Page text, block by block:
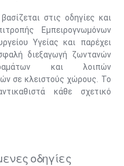
στις οδηγίες και
Εμπειρογνωμόνων
Υγείας και παρέχει
διεξαγωγή ζωντανών
και λοιπών
σε κλειστούς χώρους. Το
κάθε σχετικό
οδηγίες